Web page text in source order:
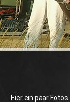
Hier ein paar